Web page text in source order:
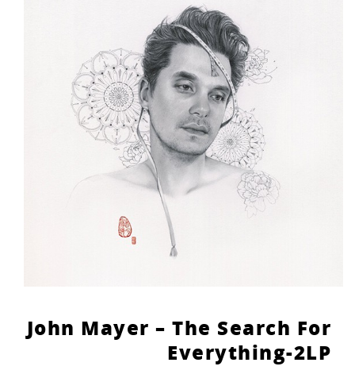
John Mayer – The Search For
Everything-2LP